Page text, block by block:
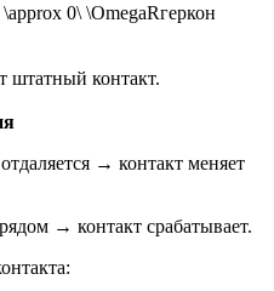
0\ \OmegaRгеркон​
штатный контакт.
→ контакт меняет
→ контакт срабатывает.